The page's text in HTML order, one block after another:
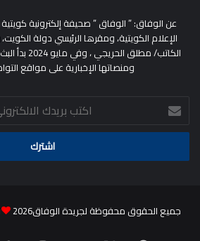
عن الوفاق: ” الوفاق ” صحيفة إلكترونية
الإعلام الكويتية، ومقرها الرئيسي دولة
الكاتب/ مطلق
ومنصاتها الإخبارية على مواقع
اكتب
بريدك
الالكتروني
جميع الحقوق محفوظة لجريدة الوفاق2026